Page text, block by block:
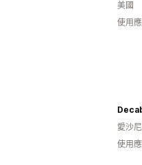
美國
使用
愛沙
使用